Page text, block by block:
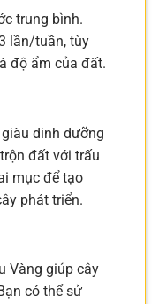
trung bình.
lần/tuần, tùy
độ ẩm của đất.
dinh dưỡng
đất với trấu
mục để tạo
phát triển.
Vàng giúp cây
có thể sử